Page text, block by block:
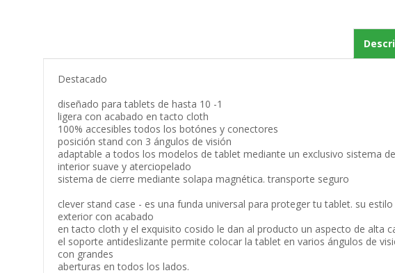
Destacado
diseñado para tablets de hasta 10 -1
ligera con acabado en tacto cloth
100% accesibles todos los botónes y conectores
posición stand con 3 ángulos de visión
adaptable a todos los modelos de tablet mediante un exclusivo sistema
interior suave y aterciopelado
sistema de cierre mediante solapa magnética. transporte seguro
clever stand case - es una funda universal para proteger tu tablet. su
exterior con acabado
en tacto cloth y el exquisito cosido le dan al producto un aspecto de alta
el soporte antideslizante permite colocar la tablet en varios ángulos de
con grandes
aberturas en todos los lados.